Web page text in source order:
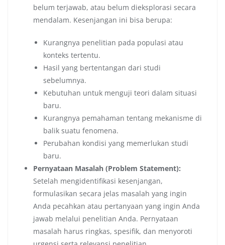
belum terjawab, atau belum dieksplorasi secara
mendalam. Kesenjangan ini bisa berupa:
Kurangnya penelitian pada populasi atau
konteks tertentu.
Hasil yang bertentangan dari studi
sebelumnya.
Kebutuhan untuk menguji teori dalam situasi
baru.
Kurangnya pemahaman tentang mekanisme di
balik suatu fenomena.
Perubahan kondisi yang memerlukan studi
baru.
Pernyataan Masalah (Problem Statement):
Setelah mengidentifikasi kesenjangan,
formulasikan secara jelas masalah yang ingin
Anda pecahkan atau pertanyaan yang ingin Anda
jawab melalui penelitian Anda. Pernyataan
masalah harus ringkas, spesifik, dan menyoroti